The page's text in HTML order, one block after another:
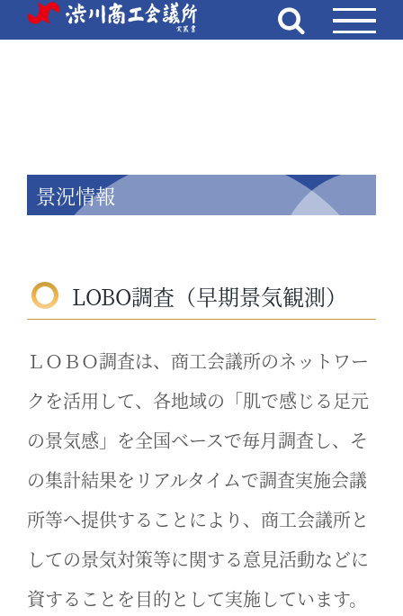
Skip
景況情報
LOBO調査（早期景気観測）
ＬＯＢＯ調査は、商工会議所のネットワー
クを活用して、各地域の「肌で感じる足元
の景気感」を全国ベースで毎月調査し、そ
の集計結果をリアルタイムで調査実施会議
所等へ提供することにより、商工会議所と
しての景気対策等に関する意見活動などに
資することを目的として実施しています。